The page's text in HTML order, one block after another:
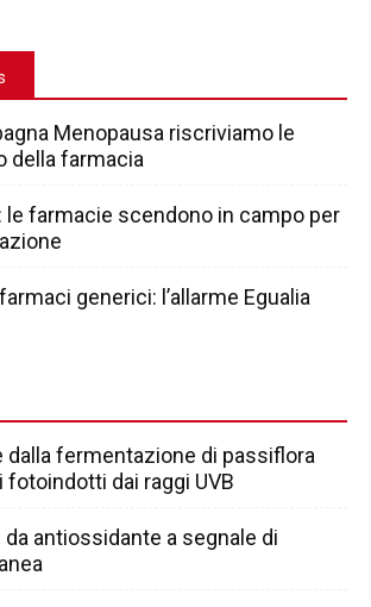
Menopausa riscriviamo le
della farmacia
le farmacie scendono in campo per
generici: l’allarme Egualia
dalla fermentazione di passiflora
fotoindotti dai raggi UVB
da antiossidante a segnale di